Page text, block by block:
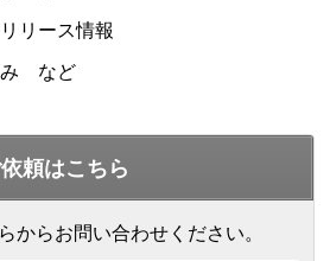
リース情報
み など
頼はこちら
からお問い合わせください。